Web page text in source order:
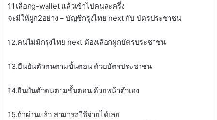
11.เลือกg-wallet แล้วเข้าไปคนละครึ่ง
จะมีให้ผูก2อย่าง – บัญชีกรุงไทย next กับ บัตรประชาชน
12.คนไม่มีกรุงไทย next ต้องเลือกผูกบัตรประชาชน
13.ยืนยันตัวตนตามขั้นตอน ด้วยบัตรประชาชน
14.ยืนยันตัวตนตามขั้นตอน ด้วยหน้าตัวเอง
15.ถ้าผ่านแล้ว สามารถใช้จ่ายได้เลย